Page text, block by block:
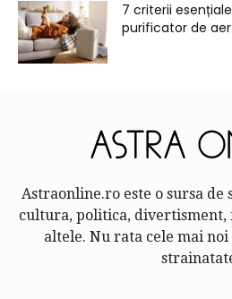
7 criterii
purificator de aer
Astraonline.ro este o sursa de
cultura, politica, divertisment,
altele. Nu rata cele mai